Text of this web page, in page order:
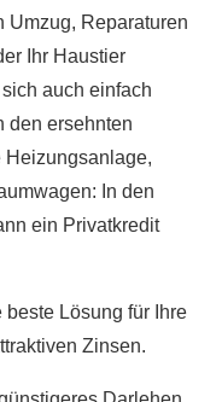
Umzug, Reparaturen
Ihr Haustier
auch einfach
den ersehnten
Heizungsanlage,
In den
ein Privatkredit
beste Lösung für Ihre
Zinsen.